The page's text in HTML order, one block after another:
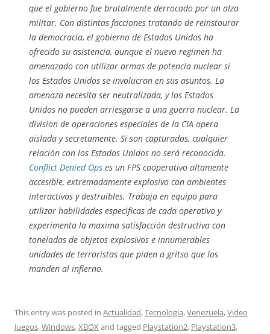
que el gobierno fue brutalmente derrocado por un alza
militar. Con distintas facciones tratando de reinstaurar
la democracia, el gobierno de Estados Unidos ha
ofrecido su asistencia, aunque el nuevo regimen ha
amenazado con utilizar armas de potencia nuclear si
los Estados Unidos se involucran en sus asuntos. La
amenaza necesita ser neutralizada, y los Estados
Unidos no pueden arriesgarse a una guerra nuclear. La
division de operaciones especiales de la CIA opera
aislada y secretamente. Si son capturados, cualquier
relación con los Estados Unidos no será reconocida.
Conflict Denied Ops es un FPS cooperativo altamente
accesible, extremadamente explosivo con ambientes
interactivos y destruibles. Trabaja en equipo para
utilizar habilidades especificas de cada operativo y
experimenta la maxima satisfacción destructiva con
toneladas de objetos explosivos e innumerables
unidades de terroristas que piden a gritso que los
manden al infierno.
This entry was posted in Actualidad,Tecnologia,Venezuela,Video
Juegos,Windows,XBOX and tagged Playstation2, Playstation3,